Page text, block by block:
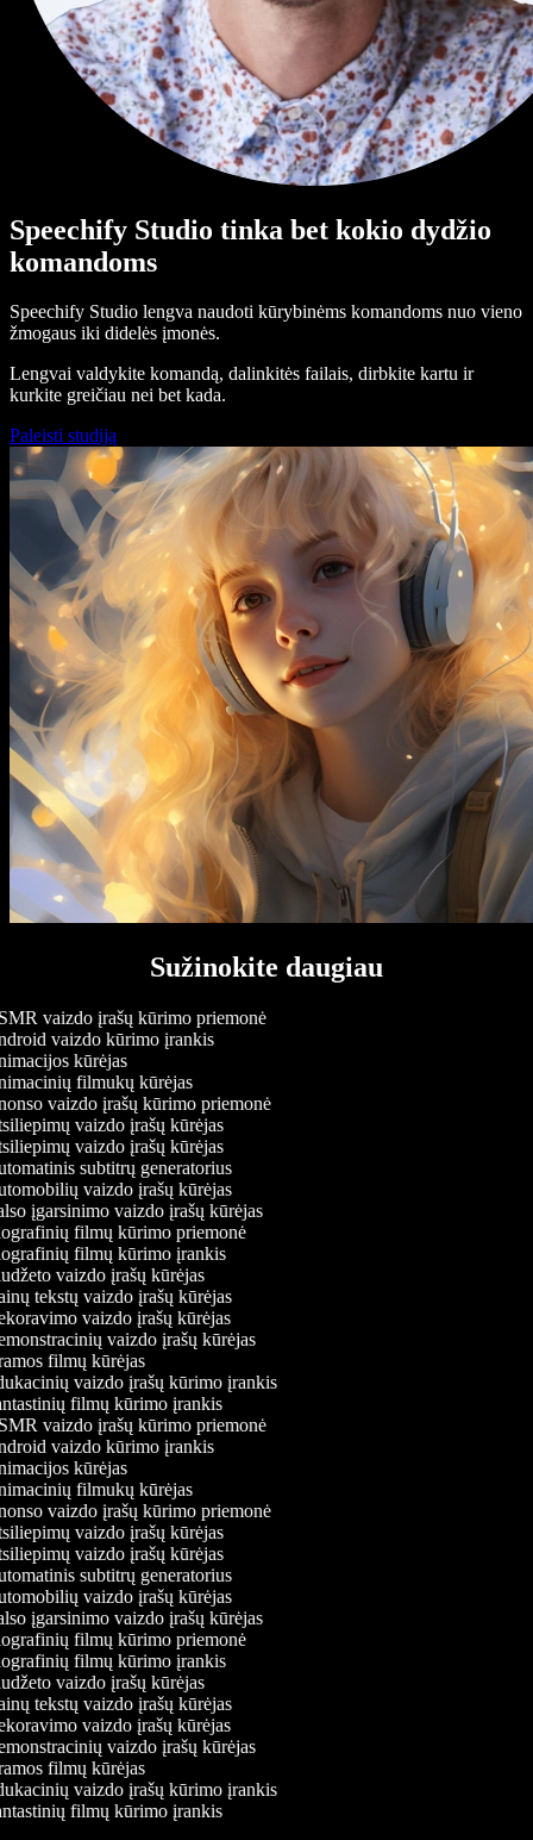
Speechify Studio tinka bet kokio dydžio
komandoms
Speechify Studio lengva naudoti kūrybinėms komandoms nuo vieno
žmogaus iki didelės įmonės.
Lengvai valdykite komandą, dalinkitės failais, dirbkite kartu ir
kurkite greičiau nei bet kada.
Paleisti studiją
Sužinokite daugiau
vaizdo įrašų kūrimo priemonė
vaizdo kūrimo įrankis
kūrėjas
filmukų kūrėjas
vaizdo įrašų kūrimo priemonė
vaizdo įrašų kūrėjas
vaizdo įrašų kūrėjas
subtitrų generatorius
vaizdo įrašų kūrėjas
įgarsinimo vaizdo įrašų kūrėjas
filmų kūrimo priemonė
filmų kūrimo įrankis
vaizdo įrašų kūrėjas
tekstų vaizdo įrašų kūrėjas
vaizdo įrašų kūrėjas
vaizdo įrašų kūrėjas
filmų kūrėjas
vaizdo įrašų kūrimo įrankis
filmų kūrimo įrankis
vaizdo įrašų kūrimo priemonė
vaizdo kūrimo įrankis
kūrėjas
filmukų kūrėjas
vaizdo įrašų kūrimo priemonė
vaizdo įrašų kūrėjas
vaizdo įrašų kūrėjas
subtitrų generatorius
vaizdo įrašų kūrėjas
įgarsinimo vaizdo įrašų kūrėjas
filmų kūrimo priemonė
filmų kūrimo įrankis
vaizdo įrašų kūrėjas
tekstų vaizdo įrašų kūrėjas
vaizdo įrašų kūrėjas
vaizdo įrašų kūrėjas
filmų kūrėjas
vaizdo įrašų kūrimo įrankis
filmų kūrimo įrankis